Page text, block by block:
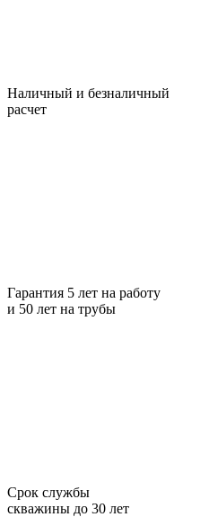
Наличный и безналичный
расчет
Гарантия 5 лет на работу
и 50 лет на трубы
Срок службы
скважины до 30 лет